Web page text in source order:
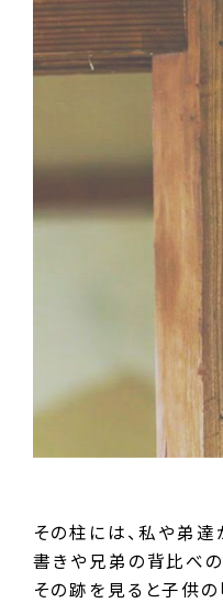
その柱には、私や弟
書きや兄弟の背比べ
その跡を見ると子供